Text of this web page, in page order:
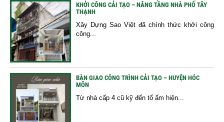
KHỞI CÔNG CẢI TẠO – NÂNG TẦNG NHÀ PHỐ TÂY
THẠNH
Xây Dựng Sao Việt đã chính thức khởi công
công...
BÀN GIAO CÔNG TRÌNH CẢI TẠO – HUYỆN HÓC
MÔN
Từ nhà cấp 4 cũ kỹ đến tổ ấm hiện...